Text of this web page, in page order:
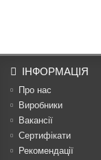
ІНФОРМАЦІЯ
Про нас
Виробники
Вакансії
Сертифікати
Рекомендації